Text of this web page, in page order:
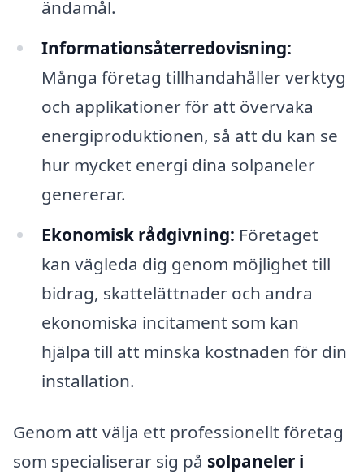
ändamål.
Informationsåterredovisning:
Många företag tillhandahåller verktyg
och applikationer för att övervaka
energiproduktionen, så att du kan se
hur mycket energi dina solpaneler
genererar.
Ekonomisk rådgivning: Företaget
kan vägleda dig genom möjlighet till
bidrag, skattelättnader och andra
ekonomiska incitament som kan
hjälpa till att minska kostnaden för din
installation.
Genom att välja ett professionellt företag
som specialiserar sig på solpaneler i